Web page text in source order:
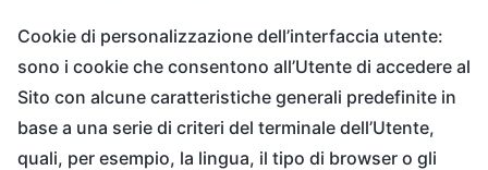
Cookie di personalizzazione dell’interfaccia utente:
sono i cookie che consentono all’Utente di accedere al
Sito con alcune caratteristiche generali predefinite in
base a una serie di criteri del terminale dell’Utente,
quali, per esempio, la lingua, il tipo di browser o gli